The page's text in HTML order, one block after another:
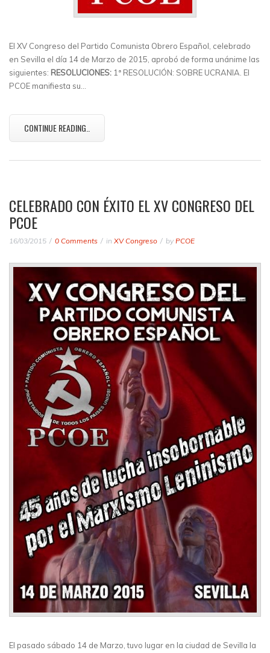
El XV Congreso del Partido Comunista Obrero Español, celebrado
en Sevilla el día 14 de Marzo de 2015, aprobó de forma unánime las
siguientes: RESOLUCIONES: 1ª RESOLUCIÓN: SOBRE UCRANIA. El
PCOE manifiesta su…
CONTINUE READING..
CELEBRADO CON ÉXITO EL XV CONGRESO DEL
PCOE
16/03/2015 0 Comments in XV Congreso by PCOE
El pasado sábado 14 de Marzo, tuvo lugar en la ciudad de Sevilla la